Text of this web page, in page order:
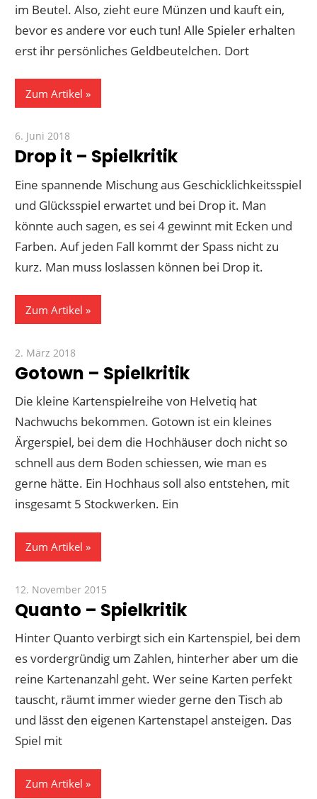
im Beutel. Also, zieht eure Münzen und kauft ein,
bevor es andere vor euch tun! Alle Spieler erhalten
erst ihr persönliches Geldbeutelchen. Dort
Zum Artikel
6. Juni 2018
Drop it – Spielkritik
Eine spannende Mischung aus Geschicklichkeitsspiel
und Glücksspiel erwartet und bei Drop it. Man
könnte auch sagen, es sei 4 gewinnt mit Ecken und
Farben. Auf jeden Fall kommt der Spass nicht zu
kurz. Man muss loslassen können bei Drop it.
Zum Artikel
2. März 2018
Gotown – Spielkritik
Die kleine Kartenspielreihe von Helvetiq hat
Nachwuchs bekommen. Gotown ist ein kleines
Ärgerspiel, bei dem die Hochhäuser doch nicht so
schnell aus dem Boden schiessen, wie man es
gerne hätte. Ein Hochhaus soll also entstehen, mit
insgesamt 5 Stockwerken. Ein
Zum Artikel
12. November 2015
Quanto – Spielkritik
Hinter Quanto verbirgt sich ein Kartenspiel, bei dem
es vordergründig um Zahlen, hinterher aber um die
reine Kartenanzahl geht. Wer seine Karten perfekt
tauscht, räumt immer wieder gerne den Tisch ab
und lässt den eigenen Kartenstapel ansteigen. Das
Spiel mit
Zum Artikel